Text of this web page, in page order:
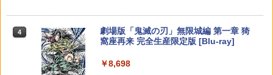
￥6,750
Nintendo Switch 2 ゼノブレイド ディ
FREAK V2 NIRU監修モデル PS5 PS4 N
reek PS4 PS5 nintendo switchプロコ
ン対応【定形外郵便のみ送料無料】しま
できません
劇場版「鬼滅の刃」無限城編 第一章 猗
吾峠呼世晴 ]
￥9,000
ニンテンドープリペイド番号 5000円|オ
ンラインコード版
【純正品】DualSense ワイヤレスコン
【国内正規品】Thrustmaster スラスト
S5、PS5 Pro、Xbox One、Xbox Serie
4
劇場版「鬼滅の刃」無限城編 第一章 猗
窩座再来 完全生産限定版 [Blu-ray]
￥8,698